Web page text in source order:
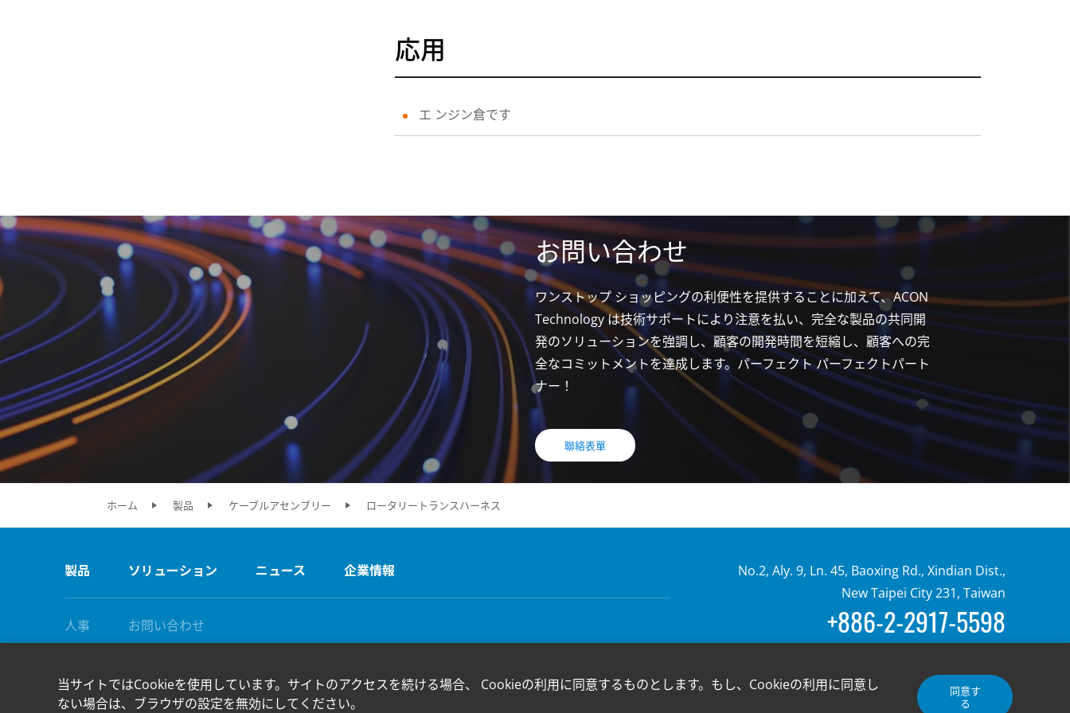
応用
エ ンジン倉です
お問い合わせ
ワンストップ ショッピングの利便性を提供することに加えて、ACON
Technology は技術サポートにより注意を払い、完全な製品の共同開
発のソリューションを強調し、顧客の開発時間を短縮し、顧客への完
全なコミットメントを達成します。パーフェクト パーフェクトパート
ナー！
聯絡表單
ホーム 製品 ケーブルアセンブリー ロータリートランスハーネス
製品 ソリューション ニュース 企業情報
人事 お問い合わせ
No.2, Aly. 9, Ln. 45, Baoxing Rd., Xindian Dist.,
New Taipei City 231, Taiwan
+886-2-2917-5598
© 2024 Advanced-Connectek Inc. All Rights Reserved.
当サイトではCookieを使用しています。サイトのアクセスを続ける場合、 Cookieの利用に同意するものとします。もし、Cookieの利用に同意し
ない場合は、ブラウザの設定を無効にしてください。
同意す
る